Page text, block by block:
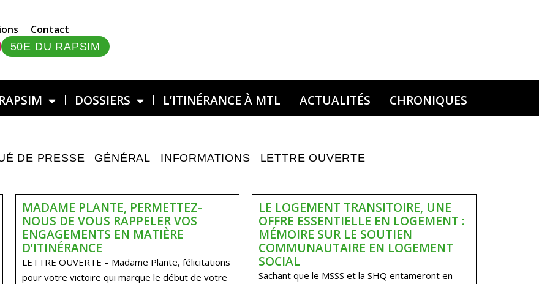
Contact
50E DU RAPSIM
DOSSIERS L’ITINÉRANCE À MTL ACTUALITÉS CHRONIQUES
DE PRESSE GÉNÉRAL INFORMATIONS LETTRE OUVERTE
MADAME PLANTE, PERMETTEZ-
NOUS DE VOUS RAPPELER VOS
ENGAGEMENTS EN MATIÈRE
D’ITINÉRANCE
LETTRE OUVERTE – Madame Plante, félicitations
pour votre victoire qui marque le début de votre
LE LOGEMENT TRANSITOIRE, UNE
OFFRE ESSENTIELLE EN LOGEMENT :
MÉMOIRE SUR LE SOUTIEN
COMMUNAUTAIRE EN LOGEMENT
SOCIAL
Sachant que le MSSS et la SHQ entameront en